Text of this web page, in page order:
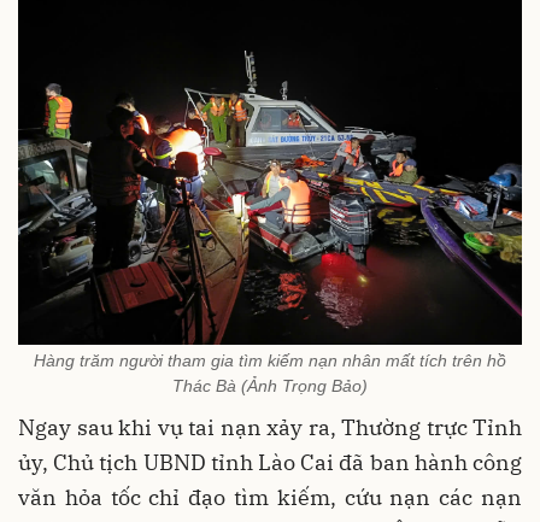
Hàng trăm người tham gia tìm kiếm nạn nhân mất tích trên hồ
Thác Bà (Ảnh Trọng Bảo)
Ngay sau khi vụ tai nạn xảy ra, Thường trực Tỉnh
ủy, Chủ tịch UBND tỉnh Lào Cai đã ban hành công
văn hỏa tốc chỉ đạo tìm kiếm, cứu nạn các nạn